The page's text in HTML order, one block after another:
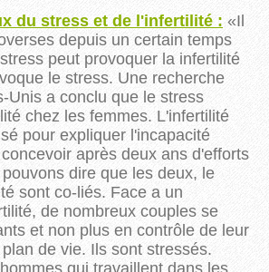
du stress et de l'infertilité : «Il
depuis un certain temps
peut provoquer la infertilité
le stress. Une recherche
Unis a conclu que le stress
chez les femmes. L'infertilité
pour expliquer l'incapacité
après deux ans d'efforts
dire que les deux, le
sont co-liés. Face a un
de nombreux couples se
et non plus en contrôle de leur
de vie. Ils sont stressés.